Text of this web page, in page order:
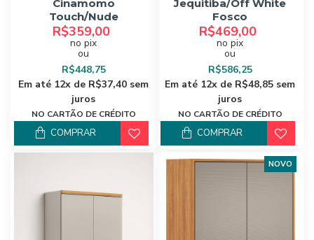
Cinamomo
Touch/Nude
R$359,00
no pix
ou
R$448,75
Em até 12x de R$37,40 sem
juros
NO CARTÃO DE CRÉDITO
COMPRAR
Jequitiba/Off White
Fosco
R$469,00
no pix
ou
R$586,25
Em até 12x de R$48,85 sem
juros
NO CARTÃO DE CRÉDITO
COMPRAR
NOVO